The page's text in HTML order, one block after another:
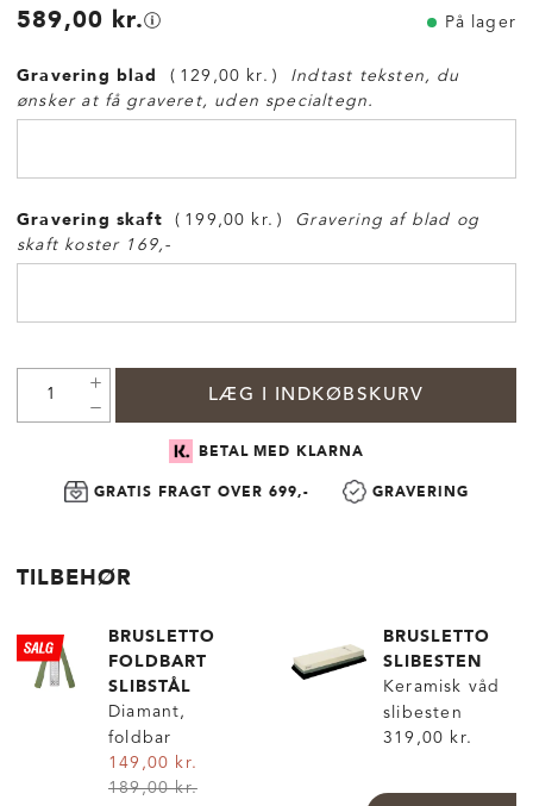
589,00 kr. På lager
Gravering blad 129,00 kr.
Indtast teksten, du
ønsker at få graveret, uden specialtegn.
Gravering skaft 199,00 kr.
Gravering af blad og
skaft koster 169,-
LÆG I INDKØBSKURV
BETAL MED KLARNA
GRATIS FRAGT OVER 699,- GRAVERING
TILBEHØR
BRUSLETTO
FOLDBART
SLIBSTÅL
Diamant,
foldbar
149,00 kr.
189,00 kr.
BRUSLETTO
SLIBESTEN
Keramisk våd
slibesten
319,00 kr.